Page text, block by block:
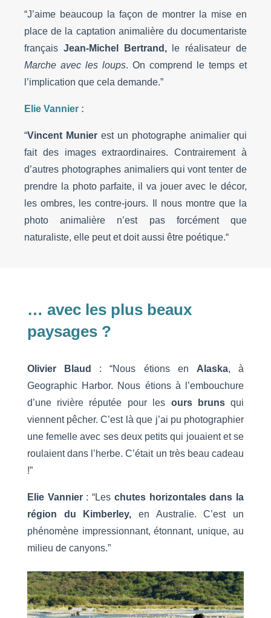
“J’aime beaucoup la façon de montrer la mise en
place de la captation animalière du documentariste
français Jean-Michel Bertrand,le réalisateur de
Marche avec les loups. On comprend le temps et
l’implication que cela demande.”
Elie Vannier :
“Vincent Munier est un photographe animalier qui
fait des images extraordinaires. Contrairement à
d’autres photographes animaliers qui vont tenter de
prendre la photo parfaite, il va jouer avec le décor,
les ombres, les contre-jours. Il nous montre que la
photo animalière n’est pas forcément que
naturaliste, elle peut et doit aussi être poétique.“
… avec les plus beaux
paysages ?
Olivier Blaud : “Nous étions en Alaska, à
Geographic Harbor. Nous étions à l’embouchure
d’une rivière réputée pour les ours brunsqui
viennent pêcher. C’est là que j’ai pu photographier
une femelle avec ses deux petits qui jouaient et se
roulaient dans l’herbe. C’était un très beau cadeau
!”
Elie Vannier : “Les chutes horizontales dans la
région du Kimberley, en Australie. C’est un
phénomène impressionnant, étonnant, unique, au
milieu de canyons.”